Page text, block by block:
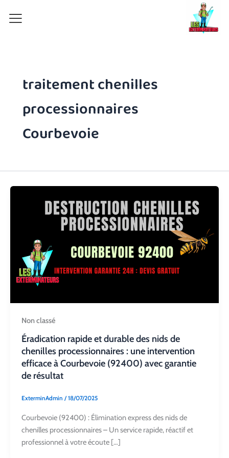
traitement chenilles
processionnaires
Courbevoie
Non classé
Éradication rapide et durable des nids de
chenilles processionnaires : une intervention
efficace à Courbevoie (92400) avec garantie
de résultat
ExterminAdmin /18/07/2025
Courbevoie (92400) : Élimination express des nids de
chenilles processionnaires – Un service rapide, réactif et
professionnel à votre écoute […]